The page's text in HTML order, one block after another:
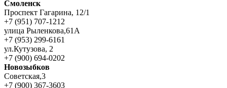
Смоленск
Проспект Гагарина, 12/1
+7 (951) 707-1212
улица Рыленкова,61А
+7 (953) 299-6161
ул.Кутузова, 2
+7 (900) 694-0202
Новозыбков
Советская,3
+7 (900) 367-3603